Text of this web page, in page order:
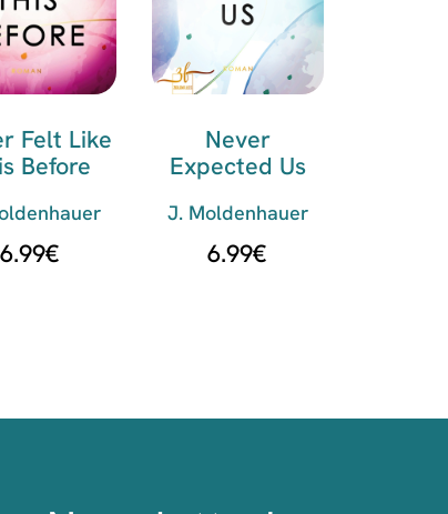
Felt Like
Before
6.99€
Never
Expected Us
J. Moldenhauer
6.99€